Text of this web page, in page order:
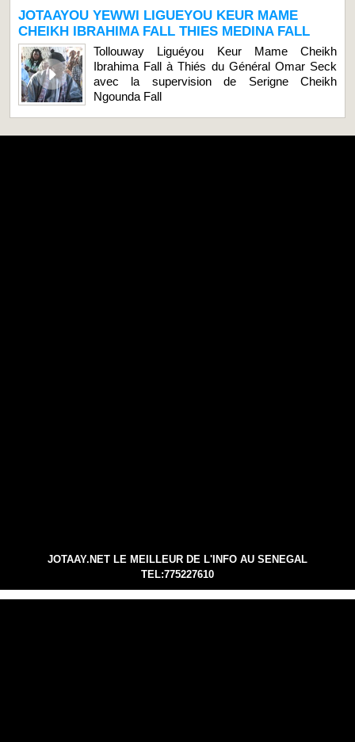
JOTAAYOU YEWWI LIGUEYOU KEUR MAME
CHEIKH IBRAHIMA FALL THIES MEDINA FALL
Tollouway Liguéyou Keur Mame Cheikh
Ibrahima Fall à Thiés du Général Omar Seck
avec la supervision de Serigne Cheikh
Ngounda Fall
JOTAAY.NET LE MEILLEUR DE L'INFO AU SENEGAL
TEL:775227610